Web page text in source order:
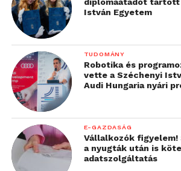
diplomaátadót tartott
István Egyetem
TUDOMÁNY
Robotika és
vette a Széchenyi
Audi Hungaria nyári
E-GAZDASÁG
Vállalkozók
a nyugták után is
adatszolgáltatás